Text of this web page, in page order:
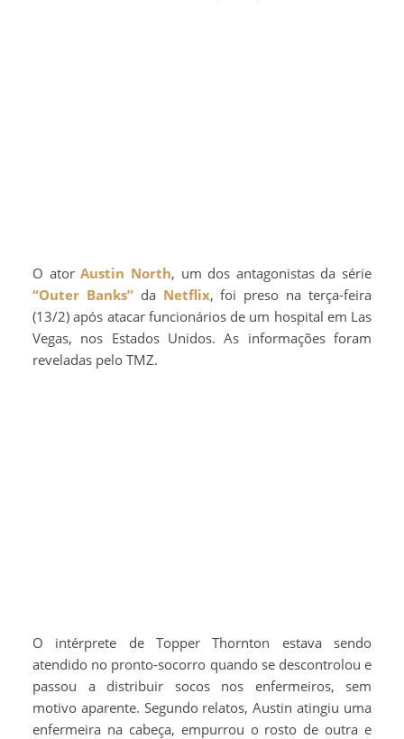
O atorAustin North, um dos antagonistas da série
“Outer Banks”da Netflix, foi preso na terça-feira
(13/2) após atacar funcionários de um hospital em Las
Vegas, nos Estados Unidos. As informações foram
reveladas pelo TMZ.
O intérprete de Topper Thornton estava sendo
atendido no pronto-socorro quando se descontrolou e
passou a distribuir socos nos enfermeiros, sem
motivo aparente. Segundo relatos, Austin atingiu uma
enfermeira na cabeça, empurrou o rosto de outra e